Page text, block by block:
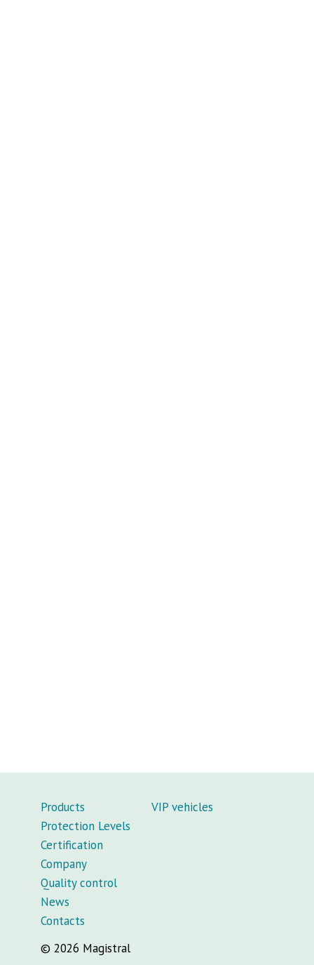
Products
Protection Levels
Certification
Company
Quality control
News
Contacts
© 2026 Magistral
VIP vehicles